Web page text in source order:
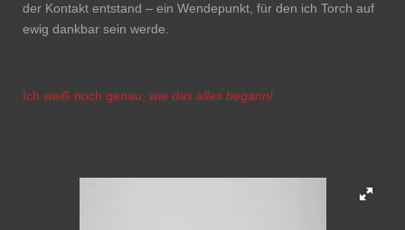
der Kontakt entstand – ein Wendepunkt, für den ich Torch auf
ewig dankbar sein werde.
Ich weiß noch genau, wie das alles begann!